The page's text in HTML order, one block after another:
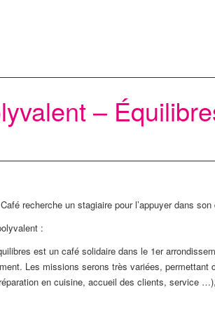
–
recherche un stagiaire pour l’appuyer dans
:
est un café solidaire dans le 1er
Les missions serons très variées, permettant
en cuisine, accueil des clients, service